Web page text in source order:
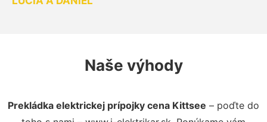
Naše výhody
Prekládka elektrickej prípojky cena Kittsee – poďte do